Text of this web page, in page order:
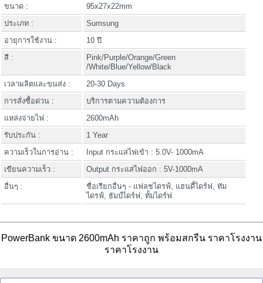
ขนาด :
95x27x22mm
ประเภท :
Sumsung
อายุการใช้งาน :
10 ปี
สี :
Pink/Purple/Orange/Green
/White/Blue/Yellow/Black
เวลาผลิตและขนส่ง :
20-30 Days
การสั่งซื้อด่วน :
บริการตามความต้องการ
แหล่งจ่ายไฟ :
2600mAh
รับประกัน :
1 Year
ความเร็วในการอ่าน :
Input กระแสไฟเข้า : 5.0V- 1000mA
เขียนความเร็ว :
Output กระแสไฟออก : 5V-1000mA
อื่นๆ :
ชื่อเรียกอื่นๆ - แฟลชไดรฟ์, แฮนดี้ไดร์ฟ, ทัม
ไดรฟ์, ธัมป์ไดร์ฟ, ทั้มไดร์ฟ.
PowerBank ขนาด 2600mAh ราคาถูก พร้อมสกรีน ราคาโรงงาน
ราคาโรงงาน